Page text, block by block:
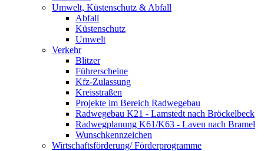
Umwelt, Küstenschutz & Abfall
Abfall
Küstenschutz
Umwelt
Verkehr
Blitzer
Führerscheine
Kfz-Zulassung
Kreisstraßen
Projekte im Bereich Radwegebau
Radwegebau K21 - Lamstedt nach Bröckelbeck
Radwegplanung K61/K63 - Laven nach Bramel
Wunschkennzeichen
Wirtschaftsförderung/ Förderprogramme